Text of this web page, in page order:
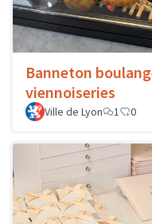
Banneton
viennoiseries
Ville de Lyon 1 0